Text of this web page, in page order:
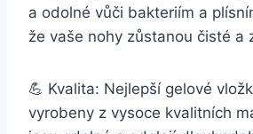
a ‍odolné vůči ⁢bakteriím‍ a
že vaše nohy zůstanou čisté a
💪 ‍Kvalita: Nejlepší gelové
vyrobeny z vysoce kvalitních